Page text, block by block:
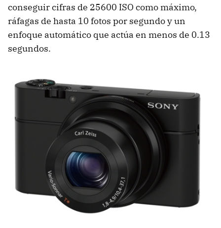
conseguir cifras de 25600 ISO como máximo,
ráfagas de hasta 10 fotos por segundo y un
enfoque automático que actúa en menos de 0.13
segundos.